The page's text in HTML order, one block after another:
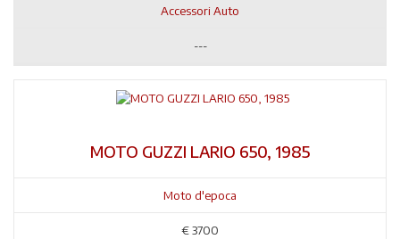
Accessori Auto
---
MOTO GUZZI LARIO 650, 1985
Moto d'epoca
€3700